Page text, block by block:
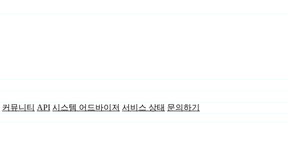
커뮤니티 API 시스템 어드바이저 서비스 상태 문의하기